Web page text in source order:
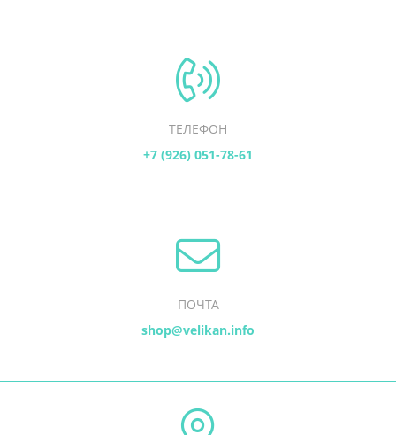
ТЕЛЕФОН
+7 (926) 051-78-61
ПОЧТА
shop@velikan.info